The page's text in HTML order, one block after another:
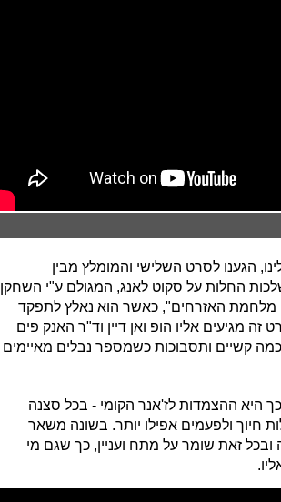
הגענו לסרט השלישי והמומלץ מבין
החלות על סקוט לאנג, המגולם ע"י השחקן
מלחמת האזרחים", כאשר הוא נאלץ לתפקד
מגיעים אליו הופ ואן דיין וד"ר האנק פים
קשיים ותסבוכות כשמספר נבלים מאיימים
היא ההצמדות לז'אנר הקומי - בכל סצנה
ולפעמים אפילו יותר. בשונה משאר
זאת שומר על מתח ועניין, כך שגם מי